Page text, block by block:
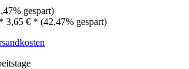
gespart)
* 3,65 € * (42,47% gespart)